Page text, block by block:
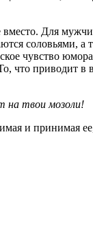
вместо. Для
соловьями, а
чувство
что приводит
на твои мозоли!
и принимая